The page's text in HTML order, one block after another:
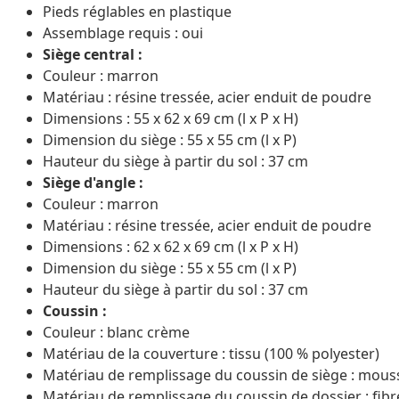
Pieds réglables en plastique
Assemblage requis : oui
Siège central :
Couleur : marron
Matériau : résine tressée, acier enduit de poudre
Dimensions : 55 x 62 x 69 cm (l x P x H)
Dimension du siège : 55 x 55 cm (l x P)
Hauteur du siège à partir du sol : 37 cm
Siège d'angle :
Couleur : marron
Matériau : résine tressée, acier enduit de poudre
Dimensions : 62 x 62 x 69 cm (l x P x H)
Dimension du siège : 55 x 55 cm (l x P)
Hauteur du siège à partir du sol : 37 cm
Coussin :
Couleur : blanc crème
Matériau de la couverture : tissu (100 % polyester)
Matériau de remplissage du coussin de siège :